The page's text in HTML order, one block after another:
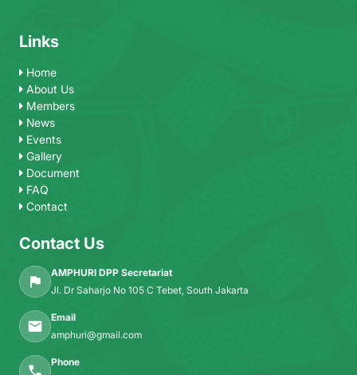
Links
Home
About Us
Members
News
Events
Gallery
Document
FAQ
Contact
Contact Us
AMPHURI DPP Secretariat
Jl. Dr Saharjo No 105 C Tebet, South Jakarta
Email
amphuri@gmail.com
Phone